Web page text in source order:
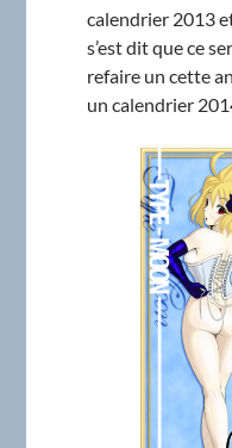
calendrier 2013
s’est dit que ce
refaire un cette
un calendrier